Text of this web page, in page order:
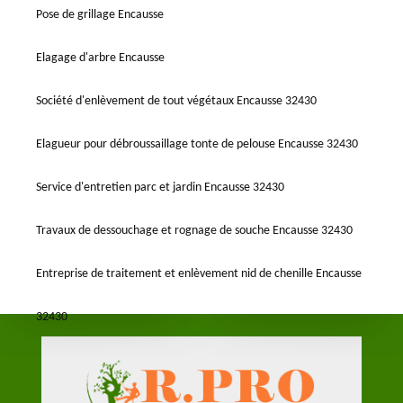
Pose de grillage Encausse
Elagage d'arbre Encausse
Société d'enlèvement de tout végétaux Encausse 32430
Elagueur pour débroussaillage tonte de pelouse Encausse 32430
Service d'entretien parc et jardin Encausse 32430
Travaux de dessouchage et rognage de souche Encausse 32430
Entreprise de traitement et enlèvement nid de chenille Encausse
32430